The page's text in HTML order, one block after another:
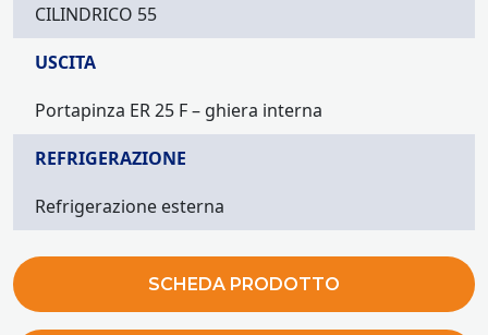
CILINDRICO 55
USCITA
Portapinza ER 25 F – ghiera interna
REFRIGERAZIONE
Refrigerazione esterna
SCHEDA PRODOTTO